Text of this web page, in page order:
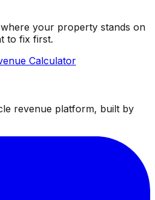
your property stands on
to fix first.
Calculator
revenue platform, built by